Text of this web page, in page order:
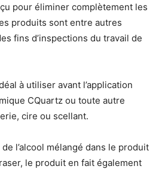
pour éliminer complètement les
produits sont entre autres
fins d’inspections du travail de
à utiliser avant l’application
CQuartz ou toute autre
cire ou scellant.
l’alcool mélangé dans le produit
le produit en fait également